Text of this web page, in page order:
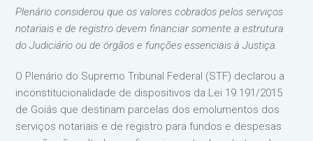
Plenário considerou que os valores cobrados pelos serviços
notariais e de registro devem financiar somente a estrutura
do Judiciário ou de órgãos e funções essenciais à Justiça.
O Plenário do Supremo Tribunal Federal (STF) declarou a
inconstitucionalidade de dispositivos da Lei 19.191/2015
de Goiás que destinam parcelas dos emolumentos dos
serviços notariais e de registro para fundos e despesas